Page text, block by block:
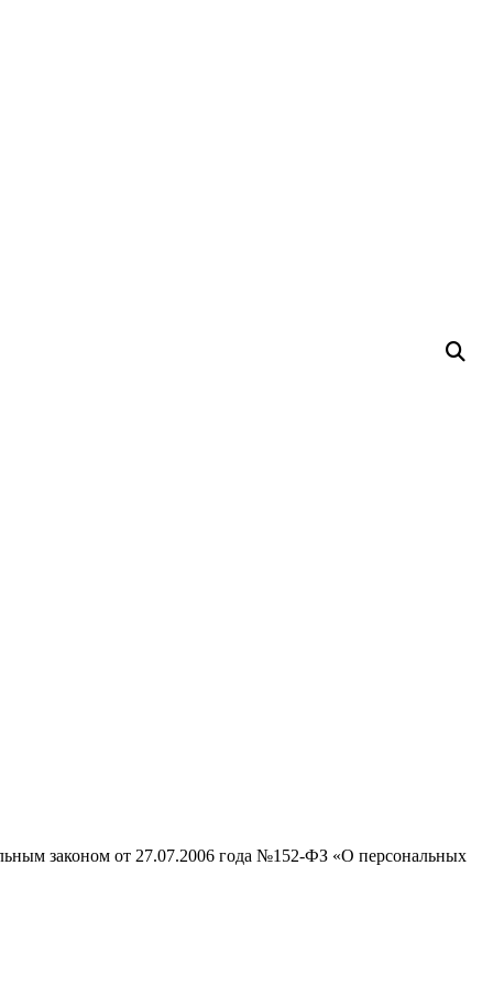
законом от 27.07.2006 года №152-ФЗ «О персональных